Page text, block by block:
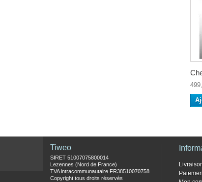
Tiweo
SIRET 51007075800014
Lezennes (Nord de France)
TVA intracommunautaire FR38510070758
Copyright tous droits réservés